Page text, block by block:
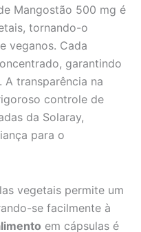
Mangostão 500 mg é
tornando-o
veganos. Cada
garantindo
transparência na
controle de
da Solaray,
para o
vegetais permite um
se facilmente à
em cápsulas é